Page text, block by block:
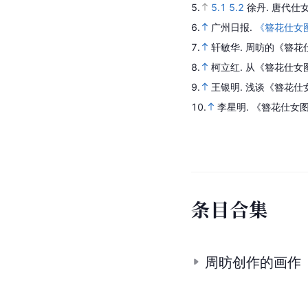
5.
5.1 5.2 徐丹. 唐代仕
6.
广州日报.
《簪花仕
7.
轩敏华. 周昉的《簪花
8.
柯立红. 从《簪花仕
9.
王银明. 浅谈《簪花仕
10.
李星明. 《簪花仕女
条目合集
周昉创作的画作